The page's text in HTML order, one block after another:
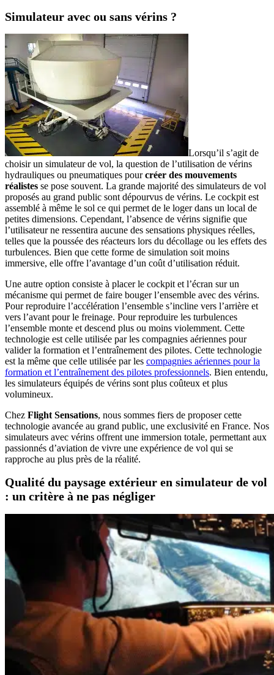
Simulateur avec ou sans vérins ?
Lorsqu’il s’agit de
choisir un simulateur de vol, la question de l’utilisation de vérins
hydrauliques ou pneumatiques pourcréer des mouvements
réalistes se pose souvent. La grande majorité des simulateurs de vol
proposés au grand public sont dépourvus de vérins. Le cockpit est
assemblé à même le sol ce qui permet de le loger dans un local de
petites dimensions. Cependant, l’absence de vérins signifie que
l’utilisateur ne ressentira aucune des sensations physiques réelles,
telles que la poussée des réacteurs lors du décollage ou les effets des
turbulences. Bien que cette forme de simulation soit moins
immersive, elle offre l’avantage d’un coût d’utilisation réduit.
Une autre option consiste à placer le cockpit et l’écran sur un
mécanisme qui permet de faire bouger l’ensemble avec des vérins.
Pour reproduire l’accélération l’ensemble s’incline vers l’arrière et
vers l’avant pour le freinage. Pour reproduire les turbulences
l’ensemble monte et descend plus ou moins violemment. Cette
technologie est celle utilisée par les compagnies aériennes pour
valider la formation et l’entraînement des pilotes. Cette technologie
est la même que celle utilisée par les compagnies aériennes pour la
formation et l’entraînement des pilotes professionnels. Bien entendu,
les simulateurs équipés de vérins sont plus coûteux et plus
volumineux.
Chez Flight Sensations, nous sommes fiers de proposer cette
technologie avancée au grand public, une exclusivité en France. Nos
simulateurs avec vérins offrent une immersion totale, permettant aux
passionnés d’aviation de vivre une expérience de vol qui se
rapproche au plus près de la réalité.
Qualité du paysage extérieur en simulateur de vol
: un critère à ne pas négliger